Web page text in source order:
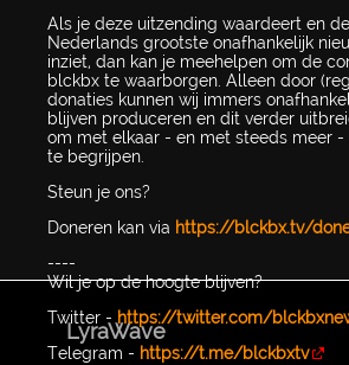
Als je deze uitzending waardeert en
Nederlands grootste onafhankelijk
inziet, dan kan je meehelpen om de
blckbx te waarborgen. Alleen door
donaties kunnen wij immers
blijven produceren en dit verder
om met elkaar - en met steeds meer
te begrijpen.
Steun je ons?
Doneren kan via https://blckbx.tv/
----
Wil je op de hoogte blijven?
Twitter -https://twitter.com/
Telegram - https://t.me/blckbxtv
LyraWave